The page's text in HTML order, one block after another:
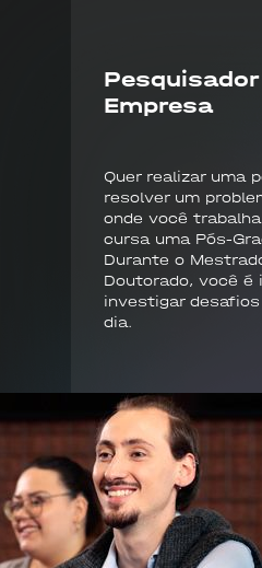
Empresa
Quer realizar uma
resolver um
onde você
cursa uma Pós-
Durante o
Doutorado, você é
investigar
dia.